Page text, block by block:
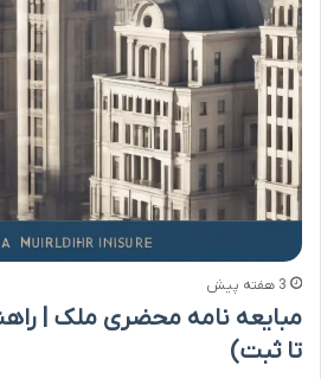
3 هفته پیش
مبایعه نامه محضری ملک |
تا ثبت)